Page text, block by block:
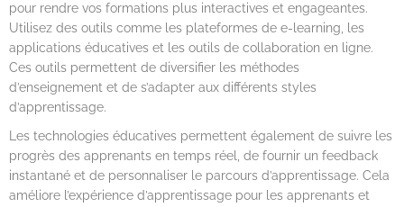
pour rendre vos formations plus interactives et engageantes.
Utilisez des outils comme les plateformes de e-learning, les
applications éducatives et les outils de collaboration en ligne.
Ces outils permettent de diversifier les méthodes
d’enseignement et de s’adapter aux différents styles
d’apprentissage.
Les technologies éducatives permettent également de suivre les
progrès des apprenants en temps réel, de fournir un feedback
instantané et de personnaliser le parcours d’apprentissage. Cela
améliore l’expérience d’apprentissage pour les apprenants et